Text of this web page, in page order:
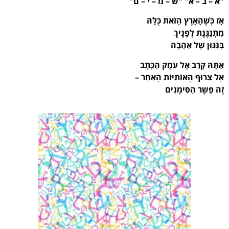
אָז כְּשֶׁהָאָרֶץ הַזֹאת כֻּלָּהּ
מִתְנַגֶּנֶת לְפָנֶיךָ
בְּנִּגּוּן שֶׁל אַהֲבָה
אַתָּהּ קָרֵב אֶל עֹמֶק הַכְּתָב
אֶל צֵרוּף הָאוֹתִיּוֹת הָאַחֵר –
זֶה פֵּשֶר הַסִּימָנִים